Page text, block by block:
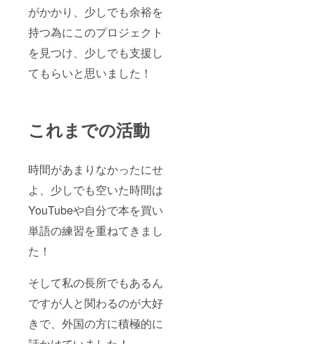
がかかり、少しでも余裕を
持つ為にこのプロジェクト
を見つけ、少しでも支援し
てもらいと思いました！
これまでの活動
時間があまりなかったにせ
よ、少しでも空いた時間は
YouTubeや自分で本を買い
単語の練習を重ねてきまし
た！
そして私の長所でもあるん
ですが人と関わるのが大好
きで、外国の方に積極的に